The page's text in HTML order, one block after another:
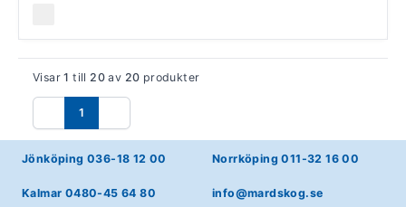
Visar1 till20 av 20 produkter
Föregående
1
Nästa
Jönköping 036-18 12 00 Norrköping 011-32 16 00
Kalmar 0480-45 64 80 info@mardskog.se